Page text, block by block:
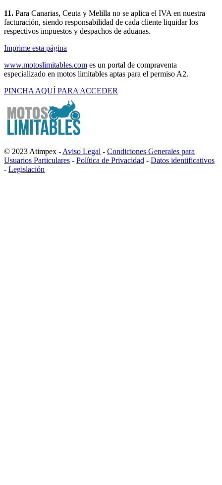
11. Para Canarias, Ceuta y Melilla no se aplica el IVA en nuestra
facturación, siendo responsabilidad de cada cliente liquidar los
respectivos impuestos y despachos de aduanas.
Imprime esta página
www.motoslimitables.com es un portal de compraventa
especializado en motos limitables aptas para el permiso A2.
PINCHA AQUÍ PARA ACCEDER
© 2023 Atimpex - Aviso Legal - Condiciones Generales para
Usuarios Particulares - Política de Privacidad - Datos identificativos
- Legislación